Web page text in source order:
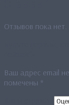
Отзывов пока нет.
Ваш адрес email
помечены *